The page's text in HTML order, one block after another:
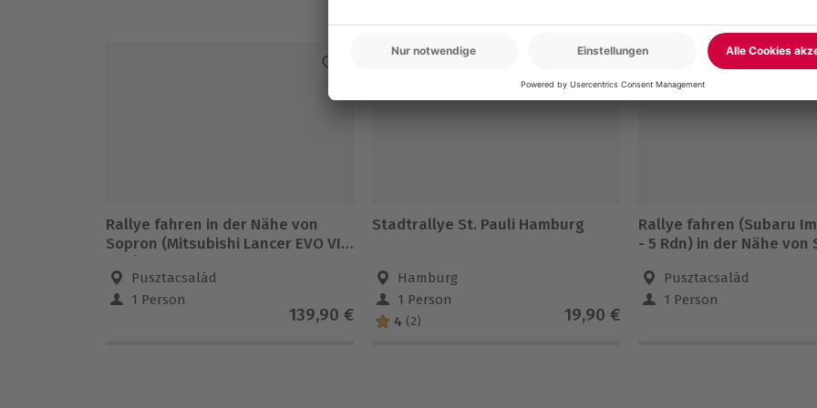
Rallye fahren in der Nähe von
Sopron (Mitsubishi Lancer EVO VI 5
Rdn)
Pusztacsalád
1 Person
139,90 €
Stadtrallye St. Pauli Hamburg
Hamburg
1 Person
4 (2) 19,90 €
Rallye fahren (Subaru
- 5 Rdn) in der Nähe von
Pusztacsalád
1 Person